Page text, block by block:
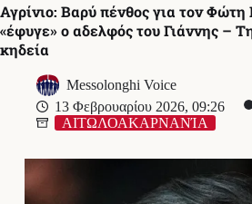
Αγρίνιο: Βαρύ πένθος για τον
«έφυγε» ο αδελφός του Γιάννης –
κηδεία
Messolonghi Voice
13 Φεβρουαρίου 2026, 09:26
ΑΙΤΩΛΟΑΚΑΡΝΑΝΊΑ